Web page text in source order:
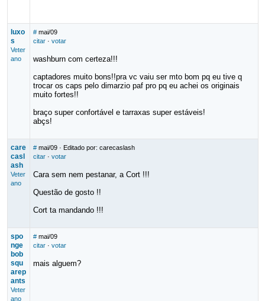
luxo
s
Veter
ano
# mai/09
citar· votar
washburn com certeza!!!
captadores muito bons!!pra vc vaiu ser mto bom pq eu tive q
trocar os caps pelo dimarzio paf pro pq eu achei os originais
muito fortes!!
braço super confortável e tarraxas super estáveis!
abçs!
care
casl
ash
Veter
ano
# mai/09· Editado por: carecaslash
citar· votar
Cara sem nem pestanar, a Cort !!!
Questão de gosto !!
Cort ta mandando !!!
spo
nge
bob
squ
arep
ants
Veter
ano
# mai/09
citar· votar
mais alguem?